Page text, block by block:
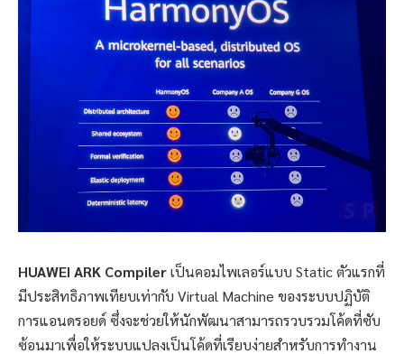
HUAWEI ARK Compilerเป็นคอมไพเลอร์แบบ Static ตัวแรกที่
มีประสิทธิภาพเทียบเท่ากับ Virtual Machine ของระบบปฏิบัติ
การแอนดรอยด์ ซึ่งจะช่วยให้นักพัฒนาสามารถรวบรวมโค้ดที่ซับ
ซ้อนมาเพื่อให้ระบบแปลงเป็นโค้ดที่เรียบง่ายสำหรับการทำงาน